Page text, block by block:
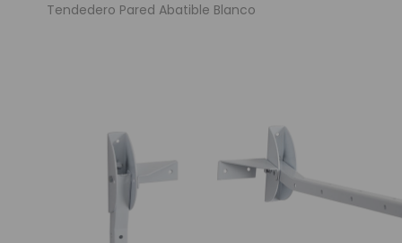
Tendedero Pared Abatible Blanco